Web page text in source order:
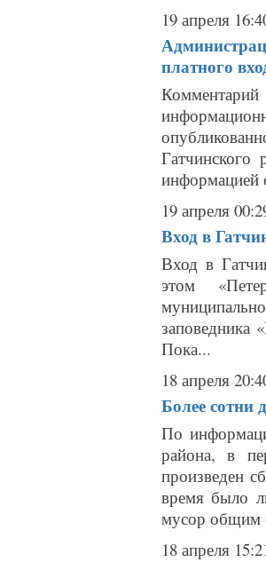
19 апреля
платного
информацией
19 апреля
Вход в
Вход в
этом
заповедника
Пока...
18 апреля
Более сотни
По
района, в
произведен
время было
мусор общим
18 апреля